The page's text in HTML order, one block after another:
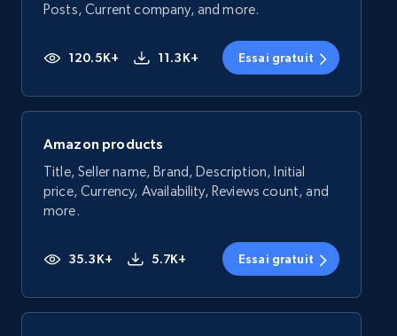
Posts, Current company, and more.
120.5K+ 11.3K+ Essai gratuit
Amazon products
Title, Seller name, Brand, Description, Initial
price, Currency, Availability, Reviews count, and
more.
35.3K+ 5.7K+ Essai gratuit